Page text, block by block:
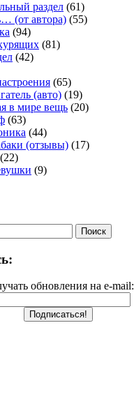
раздел (61)
(от автора) (55)
(94)
(81)
(42)
(65)
(авто) (19)
в мире вещь (20)
(63)
(44)
(отзывы) (17)
(22)
(9)
обновления на e-mail: